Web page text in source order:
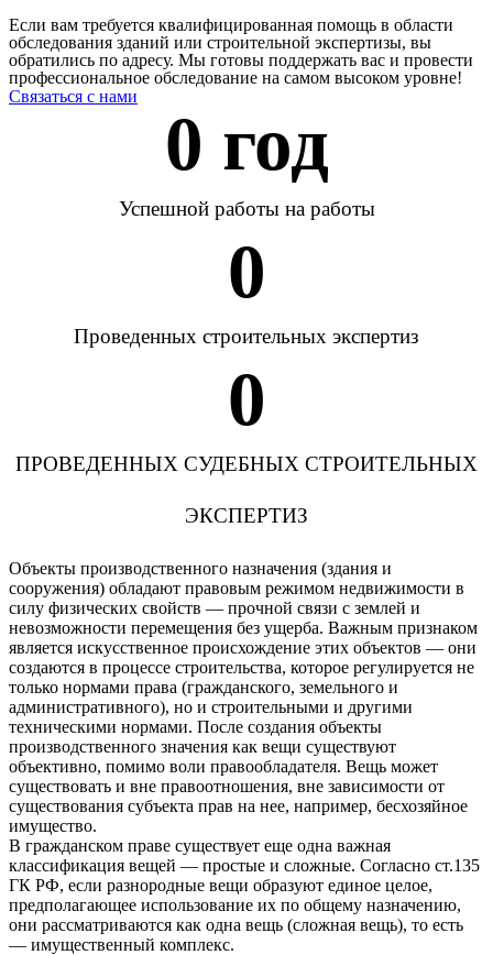
Если вам требуется квалифицированная помощь в области
обследования зданий или строительной экспертизы, вы
обратились по адресу. Мы готовы поддержать вас и провести
профессиональное обследование на самом высоком уровне!
Связаться с нами
0 год
Успешной работы на работы
0
Проведенных строительных экспертиз
0
ПРОВЕДЕННЫХ СУДЕБНЫХ СТРОИТЕЛЬНЫХ
ЭКСПЕРТИЗ
Объекты производственного назначения (здания и
сооружения) обладают правовым режимом недвижимости в
силу физических свойств — прочной связи с землей и
невозможности перемещения без ущерба. Важным признаком
является искусственное происхождение этих объектов — они
создаются в процессе строительства, которое регулируется не
только нормами права (гражданского, земельного и
административного), но и строительными и другими
техническими нормами. После создания объекты
производственного значения как вещи существуют
объективно, помимо воли правообладателя. Вещь может
существовать и вне правоотношения, вне зависимости от
существования субъекта прав на нее, например, бесхозяйное
имущество.
В гражданском праве существует еще одна важная
классификация вещей — простые и сложные. Согласно ст.135
ГК РФ, если разнородные вещи образуют единое целое,
предполагающее использование их по общему назначению,
они рассматриваются как одна вещь (сложная вещь), то есть
— имущественный комплекс.